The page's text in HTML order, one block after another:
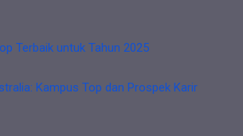
Terbaik untuk Tahun 2025
Kampus Top dan Prospek Karir